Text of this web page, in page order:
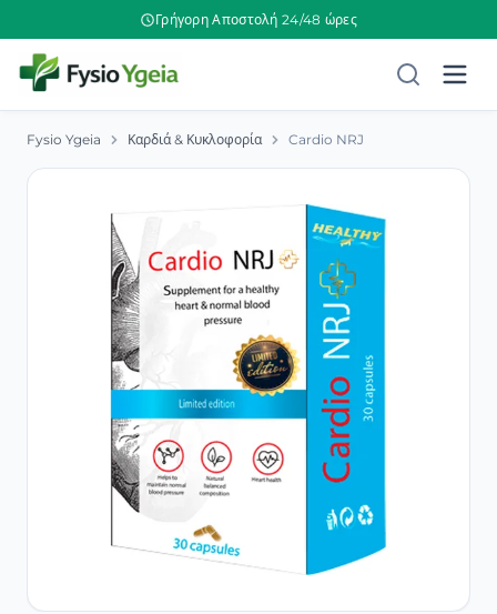
Γρήγορη Αποστολή 24/48 ώρες
Fysio Ygeia Καρδιά & Κυκλοφορία Cardio NRJ